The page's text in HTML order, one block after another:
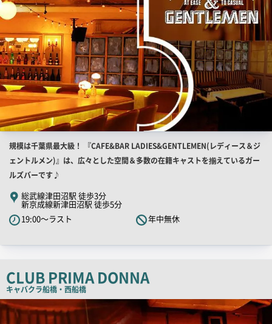
店
舗
PR
キ
ャ
ッ
コ
ー
規模は千葉県最大級！ 『CAFE&BAR LADIES&GENTLEMEN(レディース＆ジ
ェントルメン)』は、広々とした空間＆多数の在籍キャストを揃えているガー
ルズバーです♪
総武線津田沼駅 徒歩3分
新京成線新津田沼駅 徒歩5分
19:00～ラスト
年中無休
CLUB PRIMA DONNA
キャバクラ船橋・西船橋
店
舗
PR